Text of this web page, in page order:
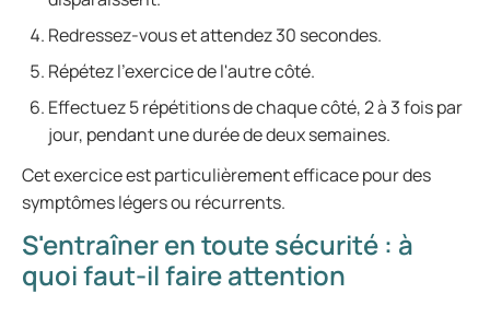
Redressez-vous et attendez 30 secondes.
Répétez l'exercice de l'autre côté.
Effectuez 5 répétitions de chaque côté, 2 à 3 fois par
jour, pendant une durée de deux semaines.
Cet exercice est particulièrement efficace pour des
symptômes légers ou récurrents.
S'entraîner en toute sécurité : à
quoi faut-il faire attention